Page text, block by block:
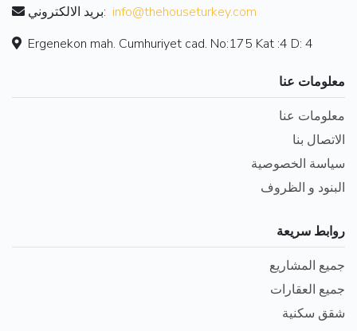
بريد الالكتروني: info@thehouseturkey.com
Ergenekon mah. Cumhuriyet cad. No:175 Kat :4 D: 4
معلومات عنا
معلومات عنا
الاتصال بنا
سياسة الخصوصية
البنود و الظروف
روابط سريعة
جميع المشاريع
جميع العقارات
شقق سكنية